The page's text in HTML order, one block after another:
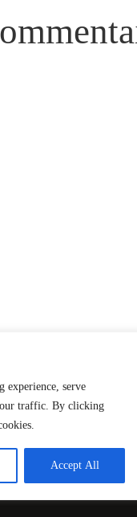
experience, serve
our traffic. By clicking
Accept All
ACTUALITÉS